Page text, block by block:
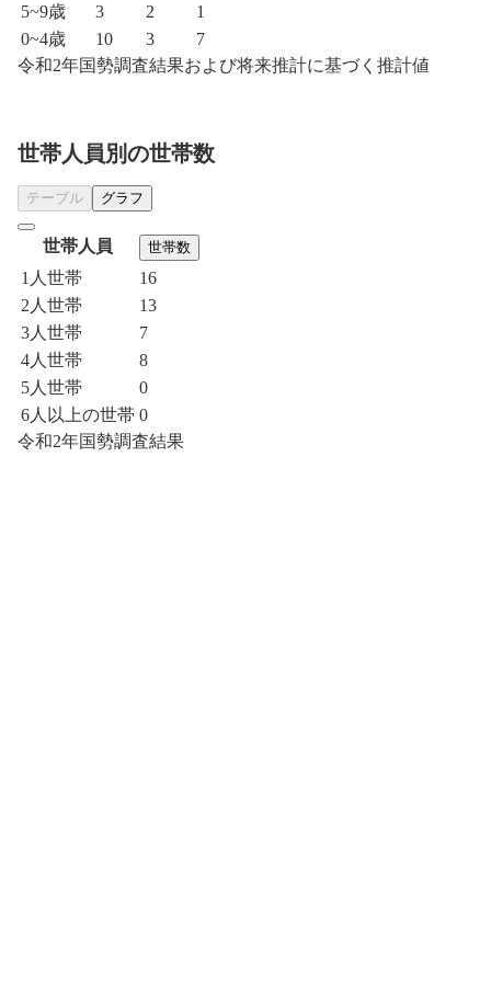
5~9歳
3 2
1
0~4歳
10 3
7
令和2年国勢調査結果および将来推計に基づく推計値
世帯人員別の世帯数
テーブル グラフ
世帯人員 世帯数
1人世帯
16
2人世帯
13
3人世帯
7
4人世帯
8
5人世帯
0
6人以上の世帯 0
令和2年国勢調査結果